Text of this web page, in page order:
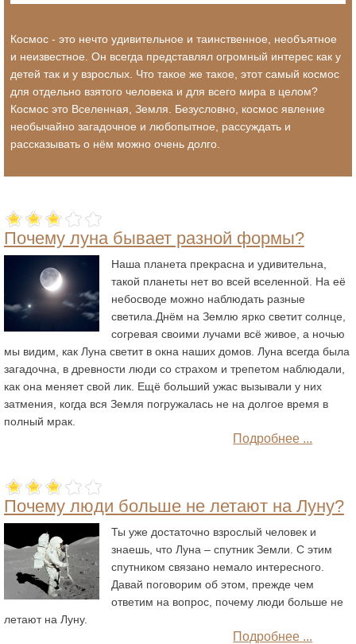
Космос - это нечто удивительное и таинственное, необъятное
и неизвестное. Он всегда представлял огромный интерес как у
детей так и у взрослых. Что такое же такое, этот самый космос
для отдельно взятого человека и для всего мира в целом?
Космос это Вселенная, Земля. Безусловно, космос явление
необычайно загадочное и любопытное, рассуждать и
рассказывать о нём можно очень долго.
Почему луна бывает разной формы?
Наша планета прекрасна и удивительна,
такой планеты нет во всей вселенной. На её
небосводе можно наблюдать разные
светила.Днём на Землю ярко светит солнце,
согревая своими лучами всё живое, а ночью
мы видим, какЛуна светит в окна наших домов. Луна всегда была
загадочна, в древности люди со страхом и трепетом наблюдали,
как она меняет свой лик. Ещё больший ужас вызывали у них
затмения, когда вся Земля погружалась не на долгое время в
полный мрак.
Подробнее ...
Почему люди больше не летают на Луну?
Ты уже достаточно взрослый человек и
знаешь, что Луна – спутник Земли. С этим
спутником связано немало интересного.
Давай поговорим об этом, прежде чем
ответим на вопрос, почему люди больше не
летают на Луну.
Подробнее ...